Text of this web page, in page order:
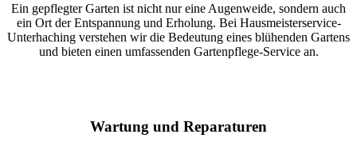
Ein gepflegter Garten ist nicht nur eine Augenweide, sondern auch
ein Ort der Entspannung und Erholung. Bei Hausmeisterservice-
Unterhaching verstehen wir die Bedeutung eines blühenden Gartens
und bieten einen umfassenden Gartenpflege-Service an.
Wartung und Reparaturen